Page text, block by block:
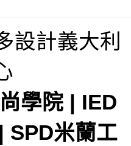
設計義大利
學院 | IED
SPD米蘭工